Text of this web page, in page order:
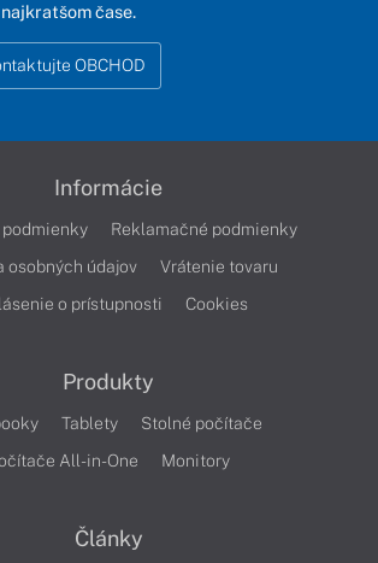
čase.
OBCHOD
Informácie
Reklamačné podmienky
osobných údajov
Vrátenie tovaru
o prístupnosti
Cookies
Produkty
Tablety
Stolné počítače
All-in-One
Monitory
Články